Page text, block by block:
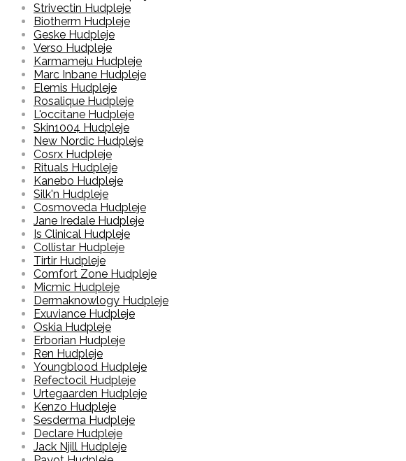
Strivectin Hudpleje
Biotherm Hudpleje
Geske Hudpleje
Verso Hudpleje
Karmameju Hudpleje
Marc Inbane Hudpleje
Elemis Hudpleje
Rosalique Hudpleje
L'occitane Hudpleje
Skin1004 Hudpleje
New Nordic Hudpleje
Cosrx Hudpleje
Rituals Hudpleje
Kanebo Hudpleje
Silk'n Hudpleje
Cosmoveda Hudpleje
Jane Iredale Hudpleje
Is Clinical Hudpleje
Collistar Hudpleje
Tirtir Hudpleje
Comfort Zone Hudpleje
Micmic Hudpleje
Dermaknowlogy Hudpleje
Exuviance Hudpleje
Oskia Hudpleje
Erborian Hudpleje
Ren Hudpleje
Youngblood Hudpleje
Refectocil Hudpleje
Urtegaarden Hudpleje
Kenzo Hudpleje
Sesderma Hudpleje
Declare Hudpleje
Jack Njill Hudpleje